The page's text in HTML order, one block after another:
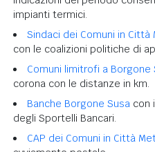
impianti termici.
Sindaci dei Comuni in Città
con le coalizioni politiche di
Comuni limitrofi a Borgone
corona con le distanze in km.
Banche Borgone Susa con
degli Sportelli Bancari.
CAP dei Comuni in Città